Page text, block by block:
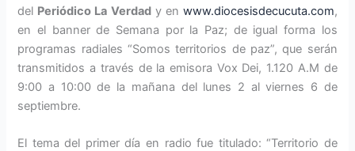
del Periódico La Verdady en www.diocesisdecucuta.com,
en el banner de Semana por la Paz; de igual forma los
programas radiales “Somos territorios de paz”, que serán
transmitidos a través de la emisora Vox Dei, 1.120 A.M de
9:00 a 10:00 de la mañana del lunes 2 al viernes 6 de
septiembre.
El tema del primer día en radio fue titulado: “Territorio de